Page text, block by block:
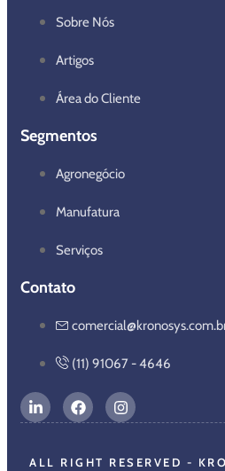
Sobre Nós
Artigos
Área do Cliente
Segmentos
Agronegócio
Manufatura
Serviços
Contato
(11) 91067 - 4646
ALL RIGHT RESERVED -